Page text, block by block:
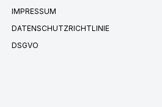
IMPRESSUM
DATENSCHUTZRICHTLINIE
DSGVO